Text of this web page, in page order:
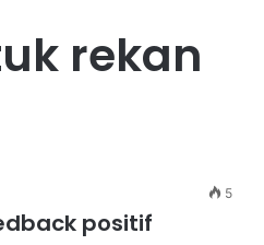
rekan
5
positif